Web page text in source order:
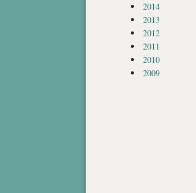
2014
2013
2012
2011
2010
2009